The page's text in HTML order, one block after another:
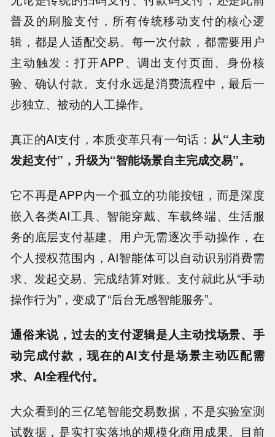
普及的刷脸支付，所有传统移动支付的核心逻
辑，都是人适配交易。每一次付款，都需要用户
主动触发：打开APP、调出支付页面、身份核
验、确认付款。支付永远是消费流程中，最后一
步独立、被动的人工操作。
真正的AI支付，本质变革只有一句话： 从“人主动
发起支付”，升级为“智能场景自主完成交易”。
它不再是APP内一个孤立的功能按钮，而是深度
嵌入各类AI工具、智能穿戴、车载终端、生活服
务的底层支付基建。用户无需逐次手动操作，在
个人授权范围内，AI智能体可以自动识别消费需
求、发起交易、完成结算对账。支付就此从“手动
操作行为”，变成了“后台无感智能服务”。
通俗来说，过去的支付逻辑是人主动找场景、手
动完成付款，现在的AI支付是场景主动匹配需
求、AI全程代付。
大众看到的三亿笔智能交易数据，不是实验室测
试数据，是实打实落地的规模化商用成果。目前